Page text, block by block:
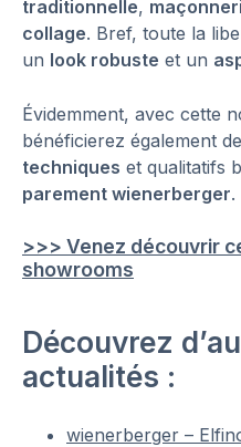
traditionnelle,
collage. Bref, toute la
un look robuste et un
Évidemment, avec cette
bénéficierez également
techniques et qualitatifs
parement wienerberger.
>>> Venez découvrir
showrooms
Découvrez
actualités :
wienerberger –